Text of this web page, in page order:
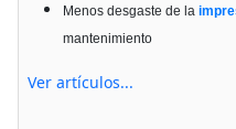
Menos desgaste de la
mantenimiento
Ver artículos...